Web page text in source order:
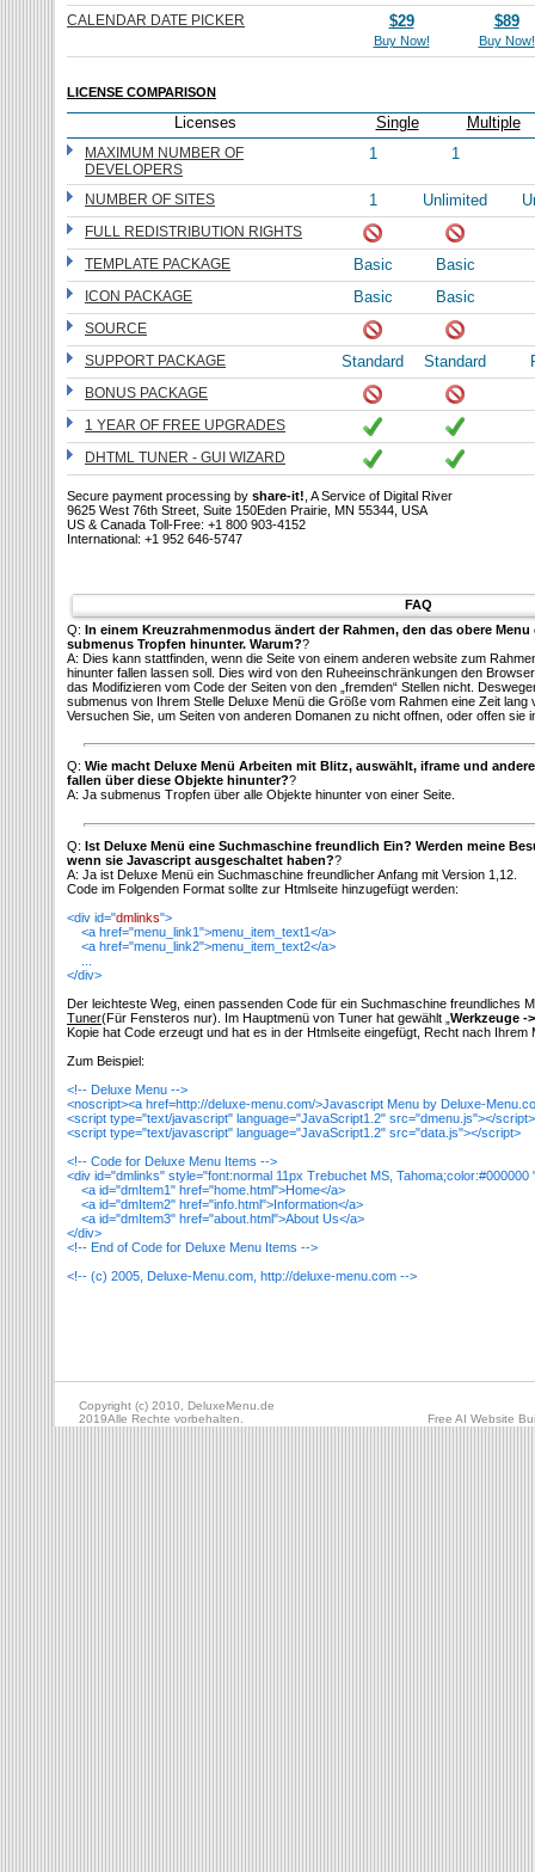
CALENDAR DATE PICKER $29
Buy Now!
$89
Buy Now!
LICENSE COMPARISON
Licenses Single Multiple
MAXIMUM NUMBER OF
DEVELOPERS
1 1
NUMBER OF SITES 1 Unlimited
FULL REDISTRIBUTION RIGHTS
TEMPLATE PACKAGE
Basic Basic
ICON PACKAGE Basic Basic
SOURCE
SUPPORT PACKAGE
Standard Standard
BONUS PACKAGE
1 YEAR OF FREE UPGRADES
DHTML TUNER - GUI WIZARD
Secure payment processing by share-it! , A Service of Digital River
9625 West 76th Street, Suite 150Eden Prairie, MN 55344, USA
US & Canada Toll-Free: +1 800 903-4152
International: +1 952 646-5747
FAQ
Q: In einem Kreuzrahmenmodus ändert der Rahmen, den das obere
submenus Tropfen hinunter. Warum??
A: Dies kann stattfinden, wenn die Seite von einem anderen website zum
hinunter fallen lassen soll. Dies wird von den Ruheeinschränkungen den
das Modifizieren vom Code der Seiten von den „fremden“ Stellen nicht.
submenus von Ihrem Stelle Deluxe Menü die Größe vom Rahmen eine Zeit lang
Versuchen Sie, um Seiten von anderen Domanen zu nicht offnen, oder offen sie
Q: Wie macht Deluxe Menü Arbeiten mit Blitz, auswählt, iframe und
fallen über diese Objekte hinunter??
A: Ja submenus Tropfen über alle Objekte hinunter von einer Seite.
Q: Ist Deluxe Menü eine Suchmaschine freundlich Ein? Werden meine
wenn sie Javascript ausgeschaltet haben??
A: Ja ist Deluxe Menü ein Suchmaschine freundlicher Anfang mit Version 1,12.
Code im Folgenden Format sollte zur Htmlseite hinzugefügt werden:
<div id="dmlinks">
<a href="menu_link1">menu_item_text1</a>
<a href="menu_link2">menu_item_text2</a>
</div>
Der leichteste Weg, einen passenden Code für ein Suchmaschine freundliches
Tuner(Für Fensteros nur). Im Hauptmenü von Tuner hat gewählt „ Werkzeuge -
Kopie hat Code erzeugt und hat es in der Htmlseite eingefügt, Recht nach Ihrem
Zum Beispiel:
<!-- Deluxe Menu -->
<noscript><a href=http://deluxe-menu.com/>Javascript Menu by Deluxe-
<script type="text/javascript" language="JavaScript1.2" src="dmenu.js"></script>
<script type="text/javascript" language="JavaScript1.2" src="data.js"></script>
<!-- Code for Deluxe Menu Items -->
<div id="dmlinks" style="font:normal 11px Trebuchet MS, Tahoma;color:#000000
<a id="dmItem1" href="home.html">Home</a>
<a id="dmItem2" href="info.html">Information</a>
<a id="dmItem3" href="about.html">About Us</a>
</div>
<!-- End of Code for Deluxe Menu Items -->
<!-- (c) 2005, Deluxe-Menu.com, http://deluxe-menu.com -->
Copyright (c) 2010, DeluxeMenu.de
2019Alle Rechte vorbehalten.
Free AI Website